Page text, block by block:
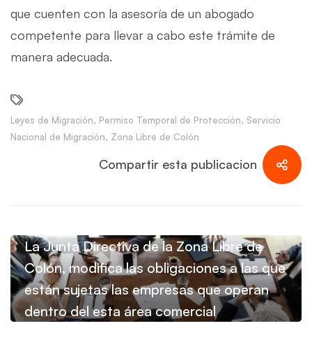
que cuenten con la asesoría de un abogado
competente para llevar a cabo este trámite de
manera adecuada.
Leyes de Migración, Permiso Temporal de Protección, Servicio
Nacional de Migración, Zona Libre de Colón
Compartir esta publicacion
La Junta Directiva de la Zona Libre de
Colón, modifica las obligaciones a las que
están sujetas las empresas que operan
dentro del esta área comercial